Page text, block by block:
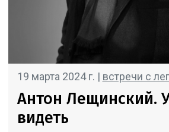
19 марта 2024 г. | встречи с
Антон Лещинский.
видеть